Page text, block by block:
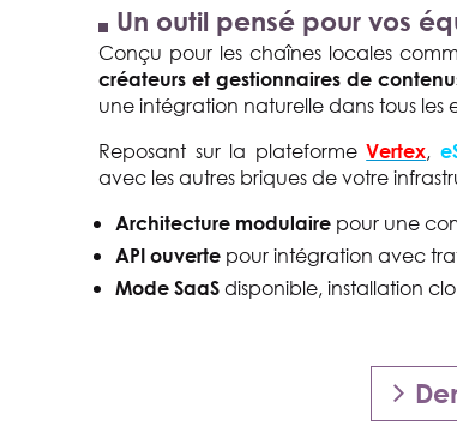
Un outil pensé pour vos
Conçu pour les chaînes locales
créateurs et gestionnaires de
une intégration naturelle dans tous les
Reposant sur la plateformeVertex,
avec les autres briques de votre
Architecture modulaire pour une
API ouverte pour intégration avec
Mode SaaS disponible, installation